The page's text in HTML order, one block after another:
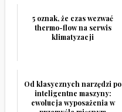
5 oznak, że czas wezwać
thermo-flow na serwis
klimatyzacji
Od klasycznych narzędzi po
inteligentne maszyny:
ewolucja wyposażenia w